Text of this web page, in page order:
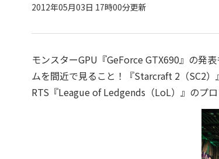
2012年05月03日 17時00分更新
モンスターGPU『GeForce GTX690』の発
ムを間近で見ること！『Starcraft 2（SC2
RTS『League of Ledgends（LoL）』のプ